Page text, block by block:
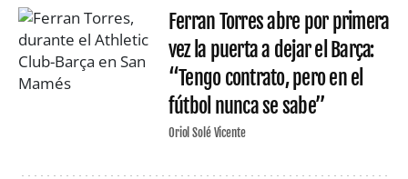
Ferran Torres abre por primera
vez la puerta a dejar el Barça:
“Tengo contrato, pero en el
fútbol nunca se sabe”
Oriol Solé Vicente